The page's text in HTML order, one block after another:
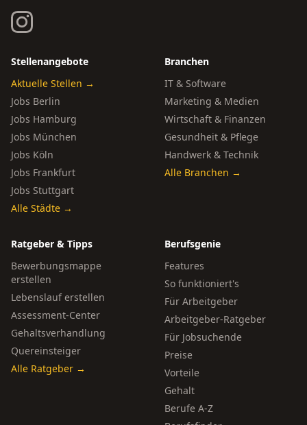
Stellenangebote
Aktuelle Stellen →
Jobs Berlin
Jobs Hamburg
Jobs München
Jobs Köln
Jobs Frankfurt
Jobs Stuttgart
Alle Städte →
Branchen
IT & Software
Marketing & Medien
Wirtschaft & Finanzen
Gesundheit & Pflege
Handwerk & Technik
Alle Branchen →
Ratgeber & Tipps
Bewerbungsmappe
erstellen
Lebenslauf erstellen
Assessment-Center
Gehaltsverhandlung
Quereinsteiger
Alle Ratgeber →
Berufsgenie
Features
So funktioniert's
Für Arbeitgeber
Arbeitgeber-Ratgeber
Für Jobsuchende
Preise
Vorteile
Gehalt
Berufe A-Z